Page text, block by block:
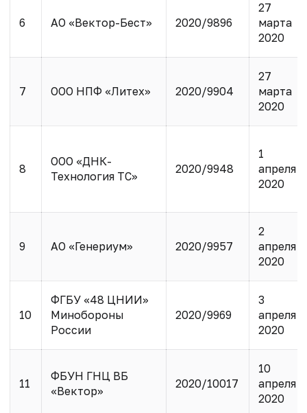
6 АО «Вектор-Бест» 2020/9896
27
марта
2020
7 ООО НПФ «Литех» 2020/9904
27
марта
2020
8
ООО «ДНК-
Технология ТС»
2020/9948
1
апреля
2020
9 АО «Генериум» 2020/9957
2
апреля
2020
10
ФГБУ «48 ЦНИИ»
Минобороны
России
2020/9969
3
апреля
2020
11
ФБУН ГНЦ ВБ
«Вектор»
2020/10017
10
апреля
2020